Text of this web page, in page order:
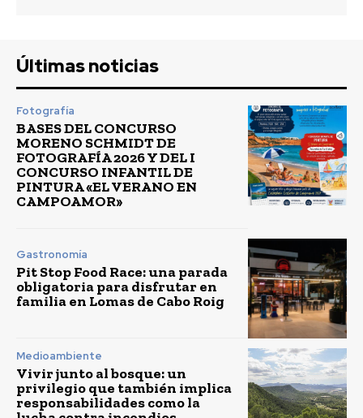
Últimas noticias
Fotografía
BASES DEL CONCURSO
MORENO SCHMIDT DE
FOTOGRAFÍA 2026 Y DEL I
CONCURSO INFANTIL DE
PINTURA «EL VERANO EN
CAMPOAMOR»
Gastronomía
Pit Stop Food Race: una parada
obligatoria para disfrutar en
familia en Lomas de Cabo Roig
Medioambiente
Vivir junto al bosque: un
privilegio que también implica
responsabilidades como la